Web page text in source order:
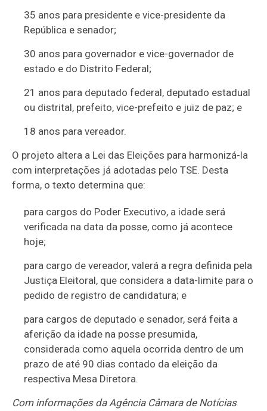
35 anos para presidente e vice-presidente da
República e senador;
30 anos para governador e vice-governador de
estado e do Distrito Federal;
21 anos para deputado federal, deputado estadual
ou distrital, prefeito, vice-prefeito e juiz de paz; e
18 anos para vereador.
O projeto altera a Lei das Eleições para harmonizá-la
com interpretações já adotadas pelo TSE. Desta
forma, o texto determina que:
para cargos do Poder Executivo, a idade será
verificada na data da posse, como já acontece
hoje;
para cargo de vereador, valerá a regra definida pela
Justiça Eleitoral, que considera a data-limite para o
pedido de registro de candidatura; e
para cargos de deputado e senador, será feita a
aferição da idade na posse presumida,
considerada como aquela ocorrida dentro de um
prazo de até 90 dias contado da eleição da
respectiva Mesa Diretora.
Com informações da Agência Câmara de Notícias